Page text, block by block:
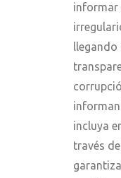
informar
llegando
incluya
través